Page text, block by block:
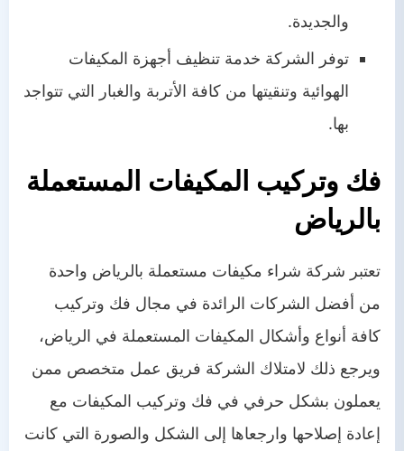
والجديدة.
توفر الشركة خدمة تنظيف أجهزة المكيفات
الهوائية وتنقيتها من كافة الأتربة والغبار التي تتواجد
بها.
فك وتركيب المكيفات المستعملة
بالرياض
تعتبر شركة شراء مكيفات مستعملة بالرياض واحدة
من أفضل الشركات الرائدة في مجال فك وتركيب
كافة أنواع وأشكال المكيفات المستعملة في الرياض،
ويرجع ذلك لامتلاك الشركة فريق عمل متخصص ممن
يعملون بشكل حرفي في فك وتركيب المكيفات مع
إعادة إصلاحها وارجعاها إلى الشكل والصورة التي كانت